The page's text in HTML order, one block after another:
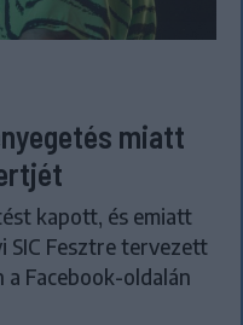
miatt
kapott, és emiatt
SIC Fesztre tervezett
Facebook-oldalán